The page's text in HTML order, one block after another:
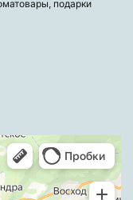
подарки